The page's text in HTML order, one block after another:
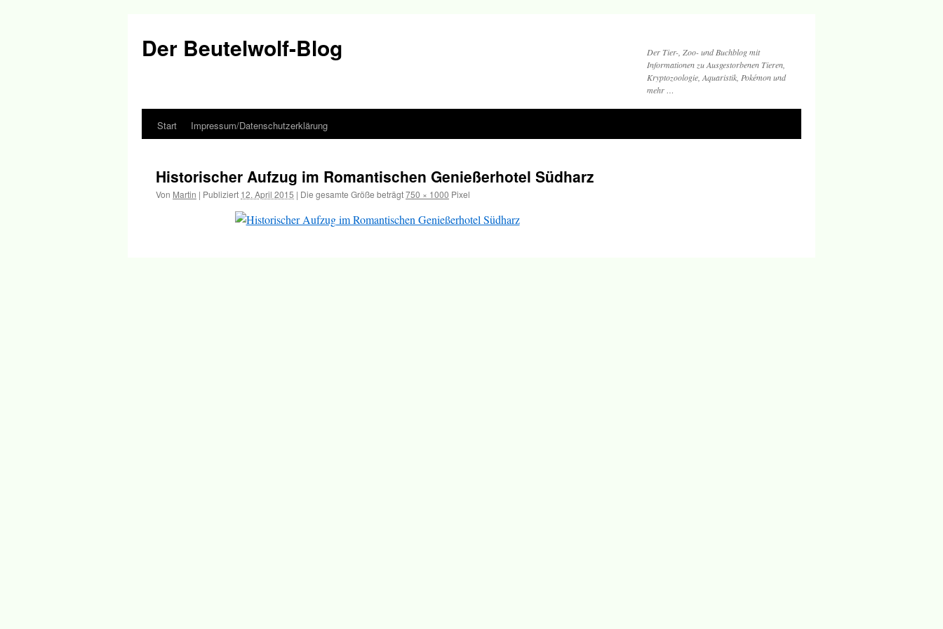
Der Beutelwolf-Blog
Der Tier-, Zoo- und Buchblog mit
Informationen zu Ausgestorbenen Tieren,
Kryptozoologie, Aquaristik, Pokémon und
mehr …
Springe
Inhalt
Start Impressum/Datenschutzerklärung
Historischer Aufzug im Romantischen Genießerhotel Südharz
Von Martin | Publiziert 12. April 2015 | Die gesamte Größe beträgt750 × 1000 Pixel